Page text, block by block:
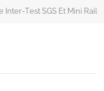
Inter-Test SGS Et Mini Rail